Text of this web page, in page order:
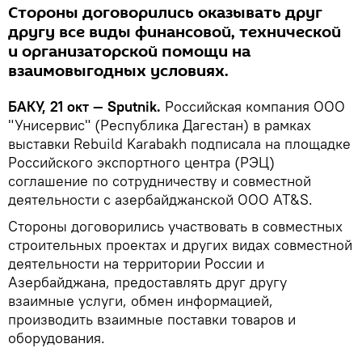
Стороны договорились оказывать друг
другу все виды финансовой, технической
и организаторской помощи на
взаимовыгодных условиях.
БАКУ, 21 окт — Sputnik. Российская компания ООО
"Унисервис" (Республика Дагестан) в рамках
выставки Rebuild Karabakh подписала на площадке
Российского экспортного центра (РЭЦ)
соглашение по сотрудничеству и совместной
деятельности с азербайджанской ООО AT&S.
Стороны договорились участвовать в совместных
строительных проектах и других видах совместной
деятельности на территории России и
Азербайджана, предоставлять друг другу
взаимные услуги, обмен информацией,
производить взаимные поставки товаров и
оборудования.